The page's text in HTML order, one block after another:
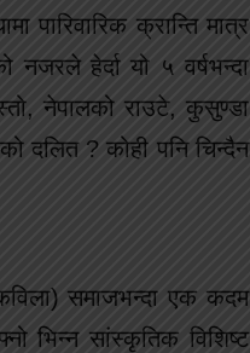
क्रान्ति मात्र
हेर्दा यो ५ वर्षभन्दा
नेपालको राउटे, कुसुण्डा
दलित ? कोही पनि चिन्दैन
समाजभन्दा एक कदम
भिन्न सांस्कृतिक विशिष्ट